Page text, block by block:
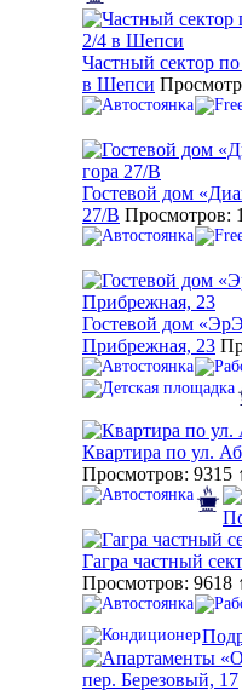
Частный сектор
в Шепси
Гостевой дом
27/В Просмотров:
Гостевой дом
Прибрежная, 23
Квартира по ул.
Просмотров: 9315
Гагра частный
Просмотров: 9618